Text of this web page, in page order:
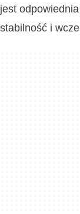
jest
stabilność i